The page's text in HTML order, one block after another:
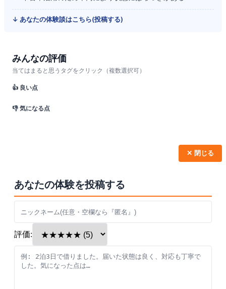
↓ あなたの体験談はこちら(投稿する)
みんなの評価
当てはまると思うタグをクリック（複数選択可）
👍 良い点
👎 気になる点
✕ 閉じる
あなたの体験を投稿する
評価: